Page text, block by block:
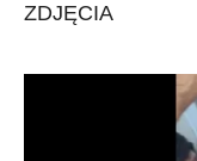
ZDJĘCIA